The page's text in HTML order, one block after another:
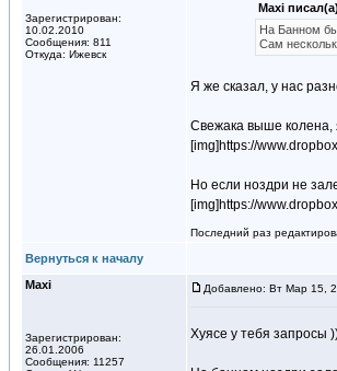
Зарегистрирован:
10.02.2010
Сообщения: 811
Откуда: Ижевск
Maxi
На Банном
Сам
Я же сказал, у нас
Свежака выше колена,
[img]https://
Но если ноздри не
[img]https://
Последний раз
Вернуться к началу
Maxi
Зарегистрирован:
26.01.2006
Сообщения: 11257
Добавлено: Вт Мар 15,
Хуясе у тебя запросы